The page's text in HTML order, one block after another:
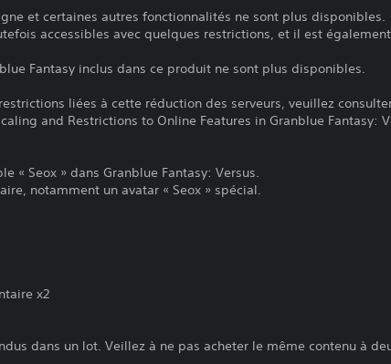
et certaines autres fonctionnalités ne sont plus disponibles.
accessibles avec quelques restrictions, et il est
Fantasy inclus dans ce produit ne sont plus disponibles.
liées à cette réduction des serveurs, veuillez
and Restrictions to Online Features in Granblue Fantasy:
« Seox » dans Granblue Fantasy: Versus.
notamment un avatar « Seox » spécial.
x2
dans un lot. Veillez à ne pas acheter le même contenu à